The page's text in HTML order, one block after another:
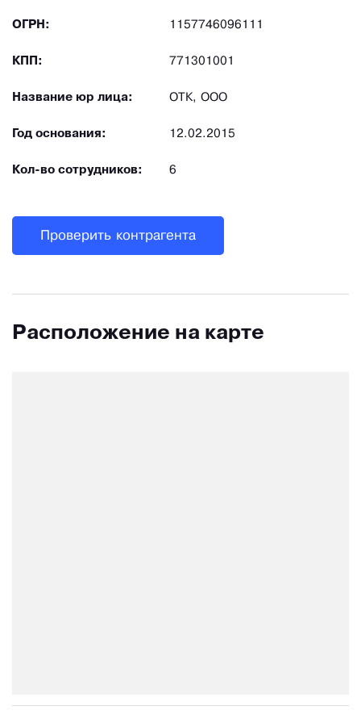
можно будет весь товар посмотреть, выбрать и
пластиковую или бумажную, упаковку, расходные
материалы, бытовую химию и многое другое
или, сделав заказ в электронном виде, получить
на складе в Москве.
ОГРН: 1157746096111
КПП: 771301001
Название юр лица: ОТК, ООО
Год основания: 12.02.2015
Кол-во сотрудников: 6
Проверить контрагента
Расположение на карте